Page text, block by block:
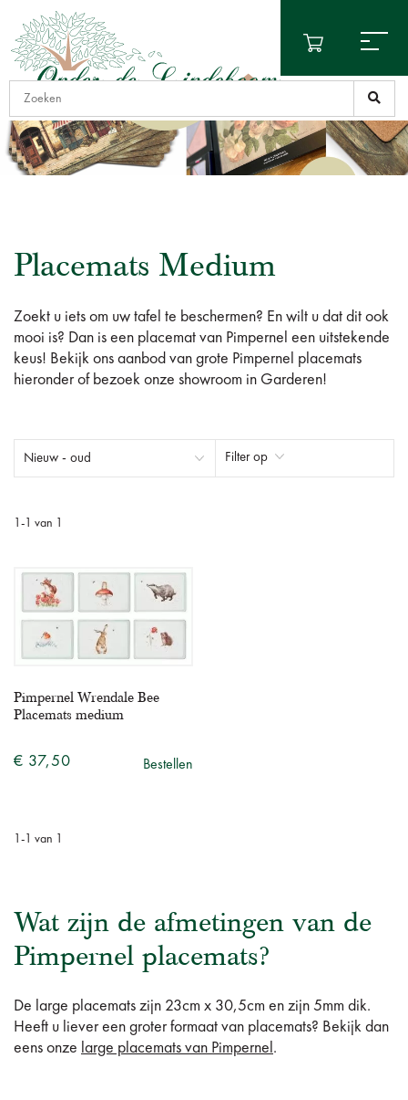
Placemats Medium
Zoekt u iets om uw tafel te beschermen? En wilt u dat dit ook
mooi is? Dan is een placemat van Pimpernel een uitstekende
keus! Bekijk ons aanbod van grote Pimpernel placemats
hieronder of bezoek onze showroom in Garderen!
Filter op
- van
Pimpernel Wrendale Bee
Placemats medium
€ 37,50 Bestellen
1 -1 van 1
Wat zijn de afmetingen van de
Pimpernel placemats?
De large placemats zijn 23cm x 30,5cm en zijn 5mm dik.
Heeft u liever een groter formaat van placemats? Bekijk dan
eens onze large placemats van Pimpernel .